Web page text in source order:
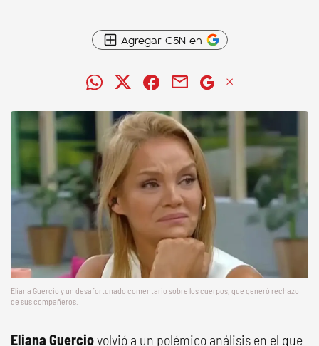
Agregar C5N en
Eliana Guercio y un desafortunado comentario sobre los cuerpos, que generó rechazo
de sus compañeros.
Eliana Guerciovolvió a un polémico análisis en el que